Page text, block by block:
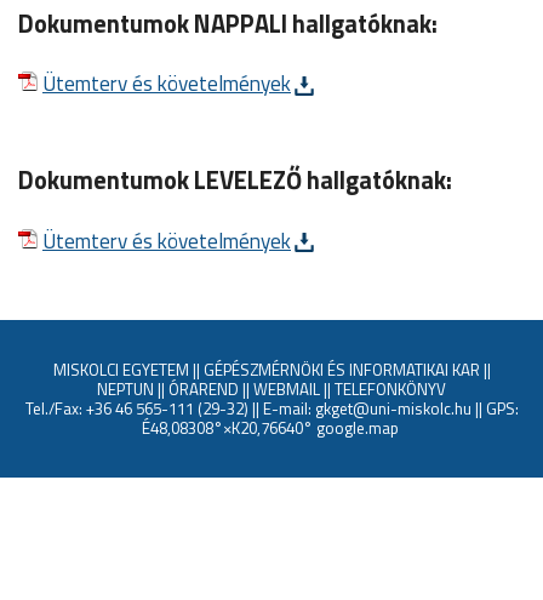
Dokumentumok NAPPALI hallgatóknak:
Ütemterv és követelmények
Dokumentumok LEVELEZŐ hallgatóknak:
Ütemterv és követelmények
MISKOLCI EGYETEM || GÉPÉSZMÉRNÖKI ÉS INFORMATIKAI KAR ||
NEPTUN || ÓRAREND || WEBMAIL|| TELEFONKÖNYV
Tel./Fax: +36 46 565-111 (29-32) || E-mail: gkget@uni-miskolc.hu || GPS:
É48,08308°×K20,76640° google.map